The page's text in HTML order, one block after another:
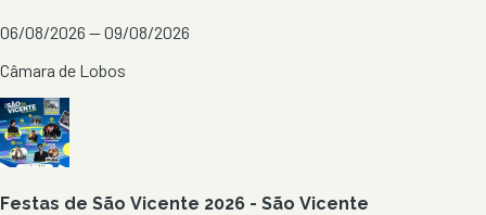
06/08/2026 — 09/08/2026
Câmara de Lobos
Festas de São Vicente 2026 - São Vicente